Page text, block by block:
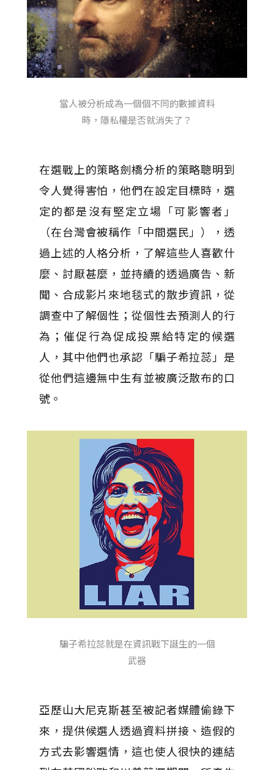
當人被分析成為一個個不同的數據資料
時，隱私權是否就消失了？
在選戰上的策略劍橋分析的策略聰明到
令人覺得害怕，他們在設定目標時，選
定的都是沒有堅定立場「可影響者」
（在台灣會被稱作「中間選民」），透
過上述的人格分析，了解這些人喜歡什
麼、討厭甚麼，並持續的透過廣告、新
聞、合成影片來地毯式的散步資訊，從
調查中了解個性；從個性去預測人的行
為；催促行為促成投票給特定的候選
人，其中他們也承認「騙子希拉蕊」是
從他們這邊無中生有並被廣泛散布的口
號。
騙子希拉蕊就是在資訊戰下誕生的一個
武器
亞歷山大尼克斯甚至被記者媒體偷錄下
來，提供候選人透過資料拼接、造假的
方式去影響選情，這也使人很快的連結